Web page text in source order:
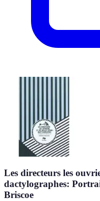
Les directeurs les
dactylographes:
Briscoe